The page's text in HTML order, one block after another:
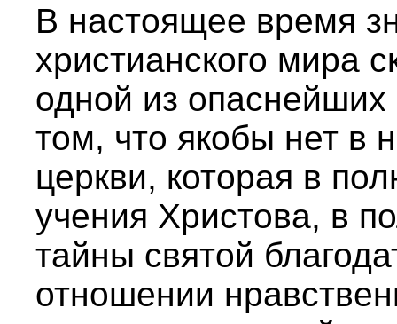
В настоящее время
христианского мира
одной из опаснейших
том, что якобы нет в
церкви, которая в
учения Христова, в
тайны святой
отношении